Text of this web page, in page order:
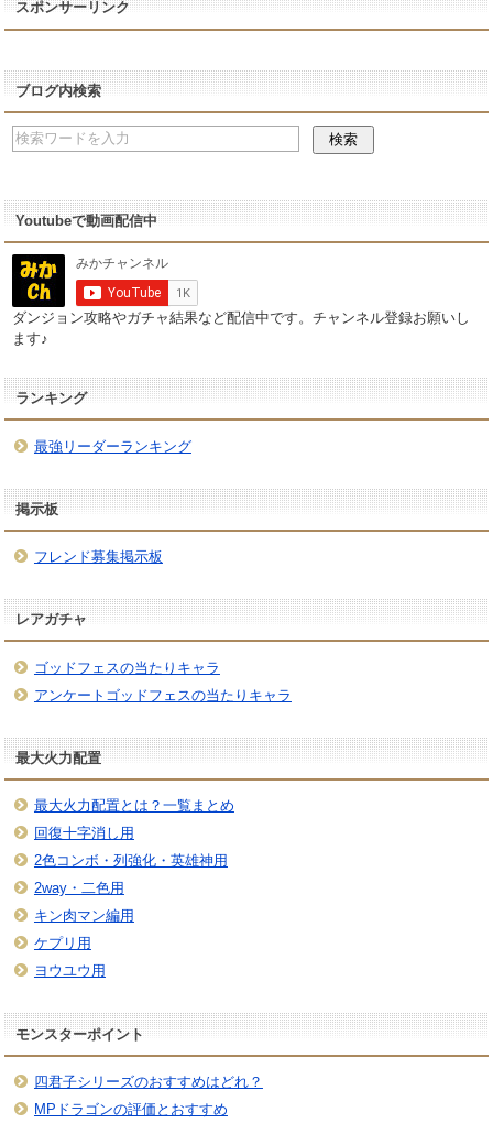
スポンサーリンク
ブログ内検索
Youtubeで動画配信中
ダンジョン攻略やガチャ結果など配信中です。チャンネル登録お願いし
ます♪
ランキング
最強リーダーランキング
掲示板
フレンド募集掲示板
レアガチャ
ゴッドフェスの当たりキャラ
アンケートゴッドフェスの当たりキャラ
最大火力配置
最大火力配置とは？一覧まとめ
回復十字消し用
2色コンボ・列強化・英雄神用
2way・二色用
キン肉マン編用
ケプリ用
ヨウユウ用
モンスターポイント
四君子シリーズのおすすめはどれ？
MPドラゴンの評価とおすすめ